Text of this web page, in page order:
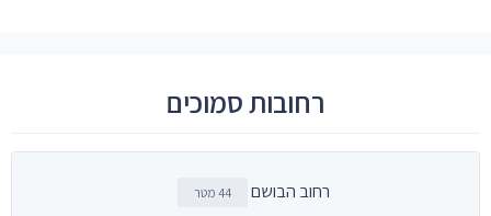
רחובות סמוכים
רחוב הבושם 44 מטר